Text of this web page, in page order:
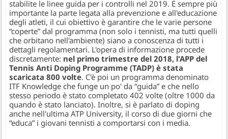
stabilite le linee guida per i controlli nel 2019. È sempre più
importante la parte legata alla prevenzione e all'educazione
degli atleti, il cui obiettivo è garantire che le varie persone
“coperte” dal programma (non solo i tennisti, ma tutti quelli
che orbitano nell'ambiente) siano a conoscenza di tutti i
dettagli regolamentari. L'opera di informazione procede
discretamente: nel primo trimestre del 2018, l'APP del
Tennis Anti Doping Programme (TADP) è stata
scaricata 800 volte. C'è poi un programma denominato
ITF Knowledge che funge un po' da “guida” e che nello
stesso periodo è stato completato 402 volte (oltre 1000 da
quando è stato lanciato). Inoltre, si è parlato di doping
anche nell'ultima ATP University, il corso di due giorni che
“educa” i giovani tennisti a comportarsi con i media.